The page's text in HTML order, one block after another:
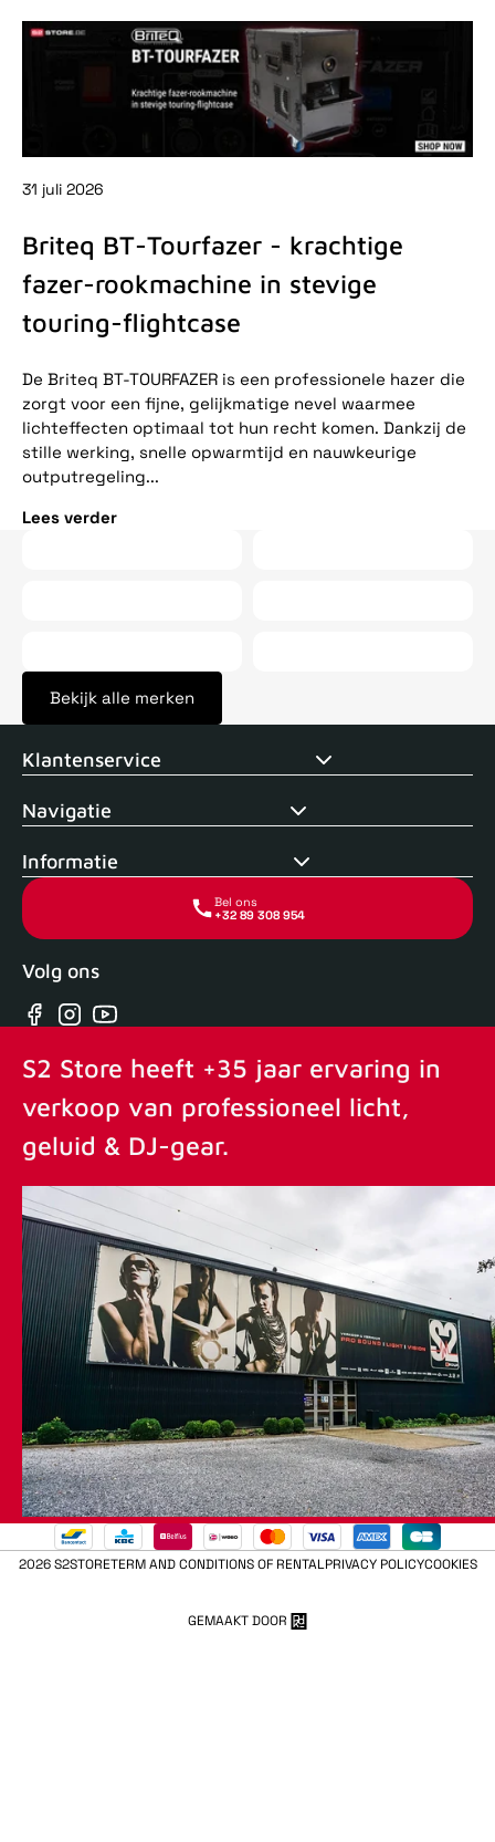
31 juli 2026
Briteq BT-Tourfazer - krachtige
fazer-rookmachine in stevige
touring-flightcase
De Briteq BT-TOURFAZER is een professionele hazer die
zorgt voor een fijne, gelijkmatige nevel waarmee
lichteffecten optimaal tot hun recht komen. Dankzij de
stille werking, snelle opwarmtijd en nauwkeurige
outputregeling...
Lees verder
Bekijk alle merken
Voor 15uur besteld, zelfde dag verstuurd Echte winkel +35
Klantenservice
Navigatie
Informatie
Bel ons
+32 89 308 954
Volg ons
Facebook
Instagram
YouTube
S2 Store heeft +35 jaar ervaring in
verkoop van professioneel licht,
geluid & DJ-gear.
2026 S2STORETERM AND CONDITIONS OF RENTALPRIVACY POLICYCOOKIES
GEMAAKT DOOR